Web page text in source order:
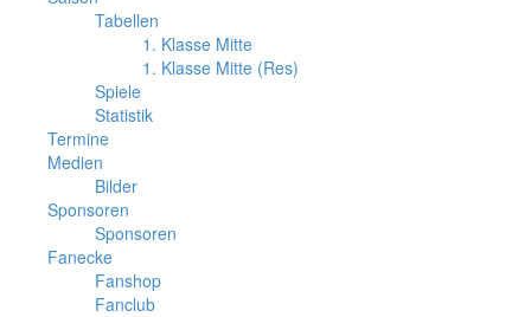
Tabellen
1. Klasse Mitte
1. Klasse Mitte (Res)
Spiele
Statistik
Termine
Medien
Bilder
Sponsoren
Sponsoren
Fanecke
Fanshop
Fanclub